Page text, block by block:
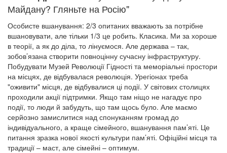
Майдану? Гляньте на Росію"
Особисте вшанування: 2/3 опитаних вважають за потрібне
вшановувати, але тільки 1/3 це робить. Класика. Ми за хороше
в теорії, а як до діла, то лінуємося. Але держава – так,
зобов’язана створити повноцінну сучасну інфраструктуру.
Побудувати Музей Революції Гідності та меморіальні простори
на місцях, де відбувалася революція. Урегіонах треба
"оживити" місця, де відбувалися ці події. У світових столицях
проходили акції підтримки. Якщо там ніщо не нагадує про
події, то люди й забудуть, що там щось було. Але маємо
серйозно замислитися над спонуканням громад до
індивідуального, а краще сімейного, вшанування пам’яті. Це
питання зразка нової якості культури пам’яті. Офіційні місця та
традиції – маст, але сімейні – оптимум.